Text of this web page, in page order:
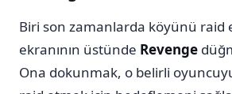
Biri son zamanlarda köyünü raid
ekranının üstünde Revenge
Ona dokunmak, o belirli